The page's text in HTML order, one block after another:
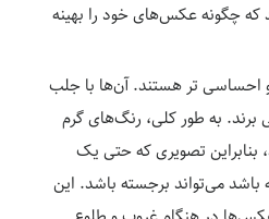
که چگونه عکس‌های خود را بهینه
احساسی تر هستند. آن‌ها با جلب
برند. به طور کلی، رنگ‌های گرم
تصویری که حتی یک
می‌تواند برجسته باشد. این